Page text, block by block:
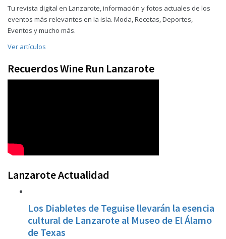
Tu revista digital en Lanzarote, información y fotos actuales de los
eventos más relevantes en la isla. Moda, Recetas, Deportes,
Eventos y mucho más.
Ver artículos
Recuerdos Wine Run Lanzarote
Lanzarote Actualidad
Los Diabletes de Teguise llevarán la esencia
cultural de Lanzarote al Museo de El Álamo
de Texas